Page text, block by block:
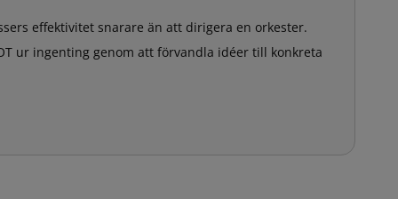
effektivitet snarare än att dirigera en orkester.
ur ingenting genom att förvandla idéer till konkreta